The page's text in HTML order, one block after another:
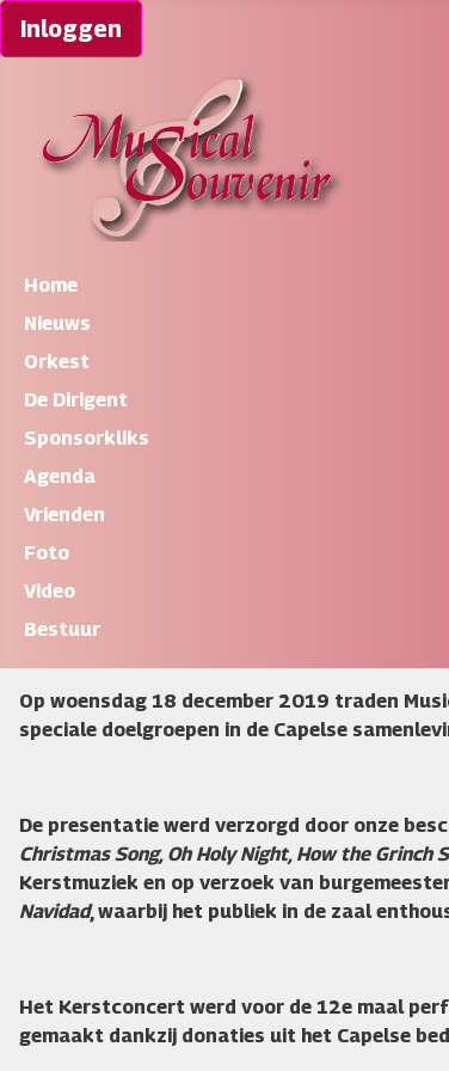
Inloggen
Home
Nieuws
Orkest
De Dirigent
Sponsorkliks
Agenda
Vrienden
Foto
Video
Bestuur
Op woensdag 18 december 2019 traden
speciale doelgroepen in de Capelse
De presentatie werd verzorgd door onze
Christmas Song, Oh Holy Night, How the
Kerstmuziek en op verzoek van
Navidad, waarbij het publiek in de zaal
Het Kerstconcert werd voor de 12e maal
gemaakt dankzij donaties uit het Capelse